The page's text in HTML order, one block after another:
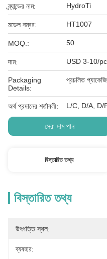
ব্র্যান্ডের নাম: HydroTi
মডেল নম্বর: HT1007
MOQ.: 50
দাম: USD 3-10/
Packaging
Details:
প্রচলিত
অর্থ প্রদানের শর্তাবলী: L/C, D/A, D/P,
সেরা দাম পান
বিস্তারিত তথ্য
বিস্তারিত তথ্য
উৎপত্তি স্থল:
ব্যবহার: